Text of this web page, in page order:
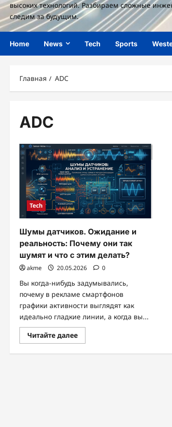
высоких технологий. Разбираем сложные
следим за будущим.
Home News Tech Sports
Главная ADC
ADC
Tech
Шумы датчиков. Ожидание и
реальность: Почему они так
шумят и что с этим делать?
akme 20.05.2026 0
Вы когда-нибудь задумывались,
почему в рекламе смартфонов
графики активности выглядят как
идеально гладкие линии, а когда вы...
Читайте далееПрочитать
больше
Шумы